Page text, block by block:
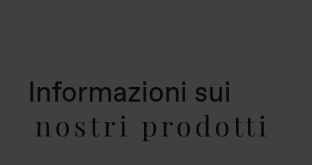
Informazioni sui
nostri prodotti